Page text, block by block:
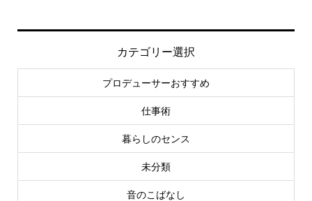
カテゴリー選択
プロデューサーおすすめ
仕事術
暮らしのセンス
未分類
音のこばなし